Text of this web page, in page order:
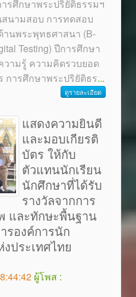
รศึกษาพระปริยัติธรรมฯ
สนามสอบ การทดสอบ
นพระพุทธศาสนา (B-
Testing) ปีการศึกษา
วามรู้ ความคิดรวบยอด
การศึกษาพระปริยัติธร...
ดูรายละเอียด
แสดงความยินดี
และมอบเกียรติ
บัตร ให้กับ
ตัวแทนนักเรียน
นักศึกษาที่ได้รับ
รางวัลจากการ
และทักษะพื้นฐาน
รองค์การนัก
ประเทศไทย
ผู้โพส :